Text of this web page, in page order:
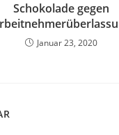
Schokolade gegen
Januar 23, 2020